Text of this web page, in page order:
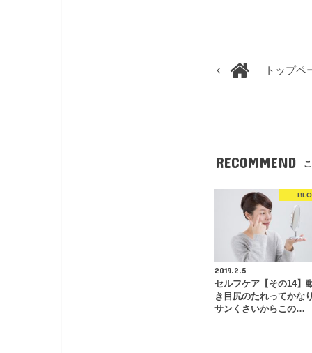
トップペ
RECOMMEND
2019.2.5
セルフケア【その14】
き目尻のたれってかな
サンくさいからこの…